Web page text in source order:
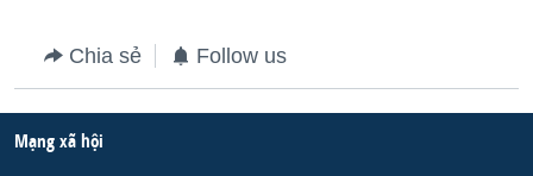
Chia sẻ Follow us
Mạng xã hội